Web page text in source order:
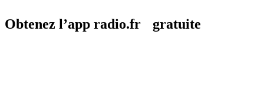
Obtenez l’app radio.fr gratuite